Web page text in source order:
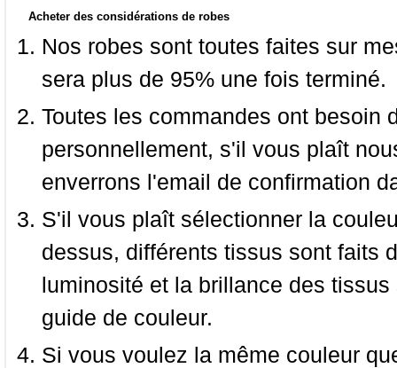
Acheter des considérations de robes
Nos robes sont toutes faites sur
sera plus de 95% une fois terminé.
Toutes les commandes ont besoin
personnellement, s'il vous plaît
enverrons l'email de confirmation
S'il vous plaît sélectionner la
dessus, différents tissus sont faits
luminosité et la brillance des
guide de couleur.
Si vous voulez la même couleur